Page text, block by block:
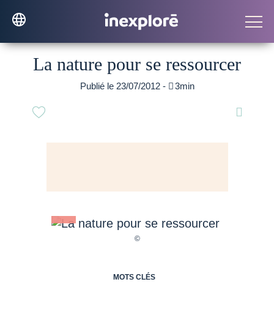
La nature pour se ressourcer
Publié le 23/07/2012 - 3min

MOTS CLÉS